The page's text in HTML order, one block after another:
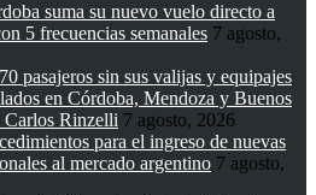
suma su nuevo vuelo directo a
5 frecuencias semanales 7 agosto,
pasajeros sin sus valijas y equipajes
en Córdoba, Mendoza y Buenos
Carlos Rinzelli 7 agosto, 2026
para el ingreso de nuevas
al mercado argentino 7 agosto,